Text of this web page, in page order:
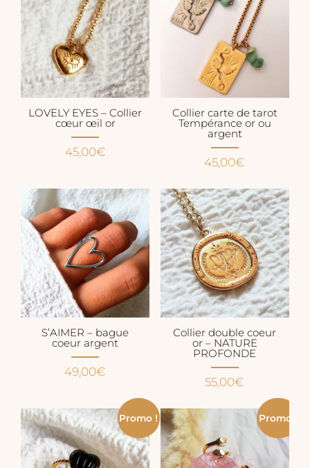
LOVELY EYES – Collier
cœur œil or
45,00€
Collier carte de tarot
Tempérance or ou
argent
45,00€
S’AIMER – bague
coeur argent
49,00€
Collier double coeur
or – NATURE
PROFONDE
55,00€
Promo ! Promo !